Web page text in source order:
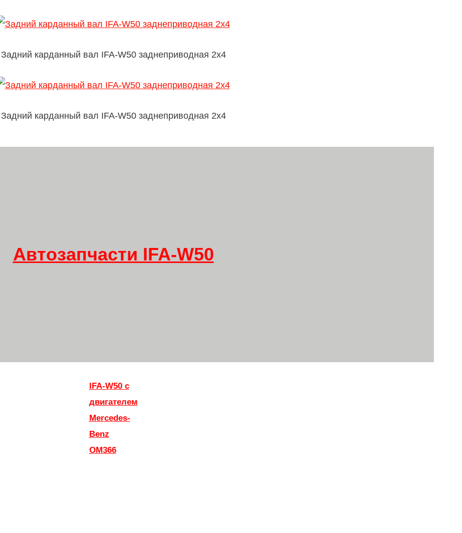
Задний карданный вал IFA-W50 заднеприводная 2х4
Задний карданный вал IFA-W50 заднеприводная 2х4
Автозапчасти IFA-W50
IFA-W50 с
двигателем
Mercedes-
Benz
OM366